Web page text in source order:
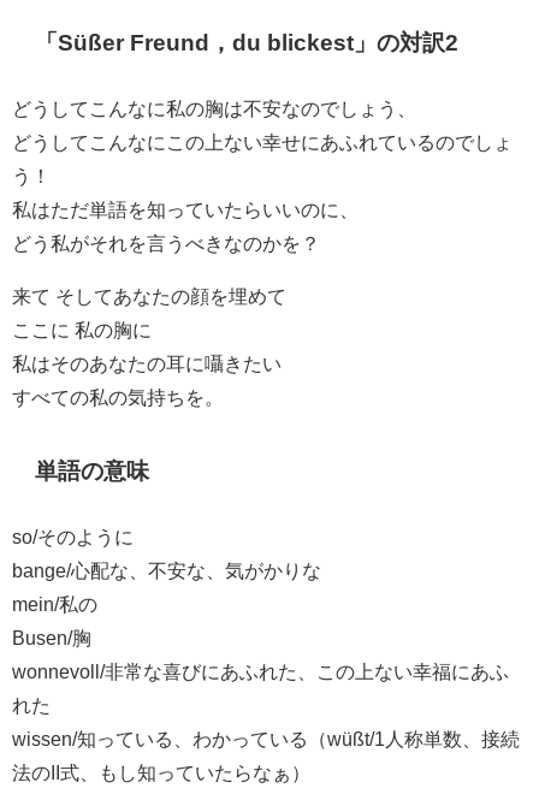
「Süßer Freund，du blickest」の対訳2
どうしてこんなに私の胸は不安なのでしょう、
どうしてこんなにこの上ない幸せにあふれているのでしょ
う！
私はただ単語を知っていたらいいのに、
どう私がそれを言うべきなのかを？
来て そしてあなたの顔を埋めて
ここに 私の胸に
私はそのあなたの耳に囁きたい
すべての私の気持ちを。
単語の意味
so/そのように
bange/心配な、不安な、気がかりな
mein/私の
Busen/胸
wonnevoll/非常な喜びにあふれた、この上ない幸福にあふ
れた
wissen/知っている、わかっている（wüßt/1人称単数、接続
法のII式、もし知っていたらなぁ）